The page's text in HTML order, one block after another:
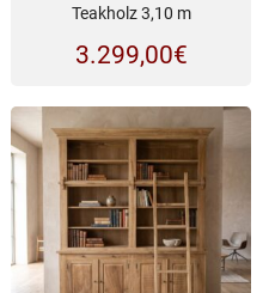
Teakholz 3,10 m
3.299,00€